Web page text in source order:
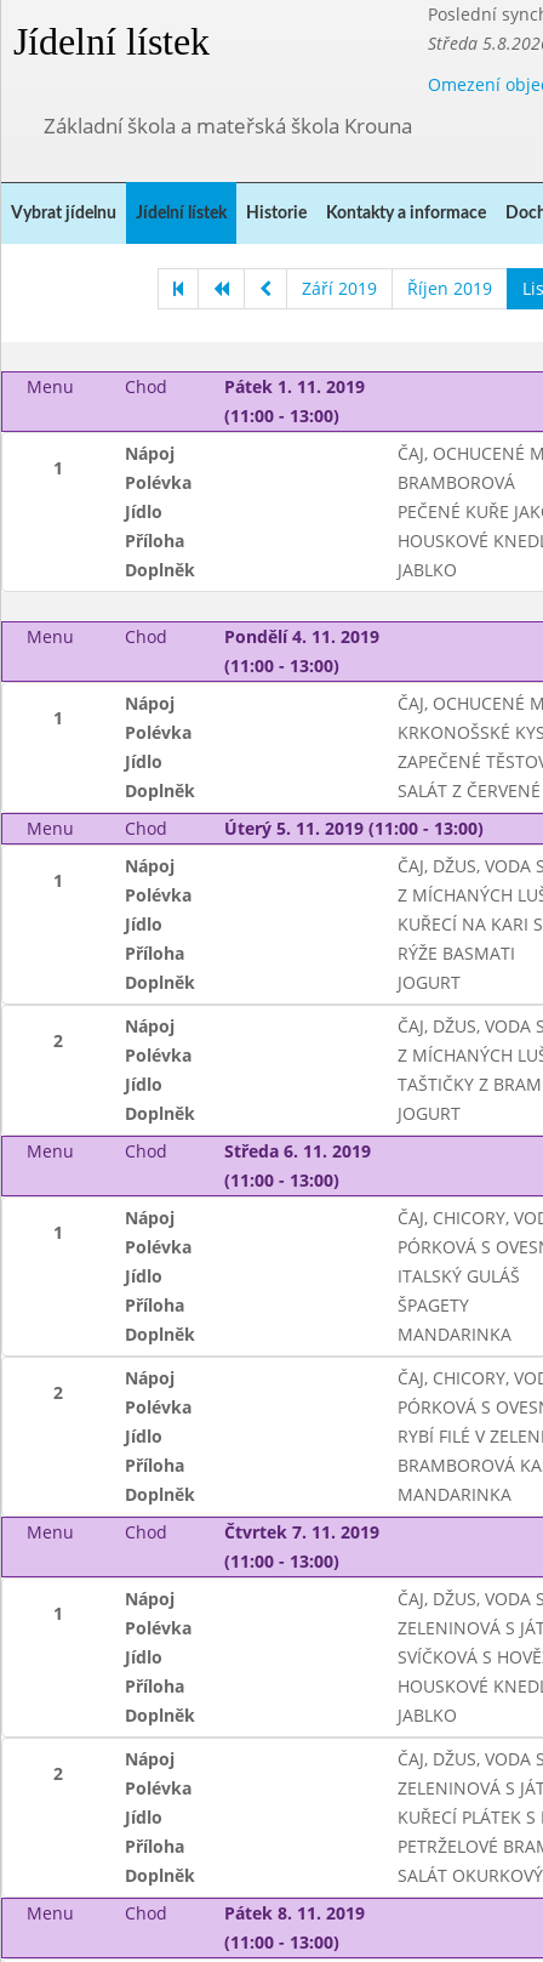
Jídelní lístek
Poslední
Středa
Omezení
Základní škola a mateřská škola Krouna
Vybrat jídelnu Jídelní lístek Historie Kontakty a informace
Září 2019 Říjen 2019
Menu Chod
Pátek 1. 11. 2019
(11:00 - 13:00)
1
Nápoj
ČAJ, OCHUCENÉ
Polévka
BRAMBOROVÁ
Jídlo
PEČENÉ KUŘE
Příloha
HOUSKOVÉ
Doplněk
JABLKO
Menu Chod
Pondělí 4. 11. 2019
(11:00 - 13:00)
1
Nápoj
ČAJ, OCHUCENÉ
Polévka
KRKONOŠSKÉ
Jídlo
ZAPEČENÉ
Doplněk
SALÁT Z
Menu
Chod Úterý 5. 11. 2019 (11:00 - 13:00)
1
Nápoj
ČAJ, DŽUS, VODA
Polévka
Z MÍCHANÝCH
Jídlo
KUŘECÍ NA KARI
Příloha
RÝŽE BASMATI
Doplněk
JOGURT
2
Nápoj
ČAJ, DŽUS, VODA
Polévka
Z MÍCHANÝCH
Jídlo
TAŠTIČKY Z
Doplněk
JOGURT
Menu
Chod
Středa 6. 11. 2019
(11:00 - 13:00)
1
Nápoj
ČAJ, CHICORY,
Polévka
PÓRKOVÁ S
Jídlo
ITALSKÝ GULÁŠ
Příloha
ŠPAGETY
Doplněk
MANDARINKA
2
Nápoj
ČAJ, CHICORY,
Polévka
PÓRKOVÁ S
Jídlo
RYBÍ FILÉ V
Příloha
BRAMBOROVÁ
Doplněk
MANDARINKA
Menu
Chod
Čtvrtek 7. 11. 2019
(11:00 - 13:00)
1
Nápoj
ČAJ, DŽUS, VODA
Polévka
ZELENINOVÁ S
Jídlo
SVÍČKOVÁ S
Příloha
HOUSKOVÉ
Doplněk
JABLKO
2
Nápoj
ČAJ, DŽUS, VODA
Polévka
ZELENINOVÁ S
Jídlo
KUŘECÍ PLÁTEK
Příloha
PETRŽELOVÉ
Doplněk
SALÁT
Menu
Chod
Pátek 8. 11. 2019
(11:00 - 13:00)